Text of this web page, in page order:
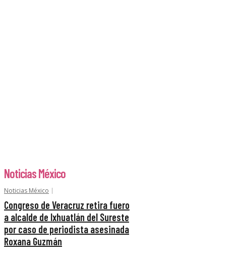
Noticias México
Noticias México
Congreso de Veracruz retira fuero
a alcalde de Ixhuatlán del Sureste
por caso de periodista asesinada
Roxana Guzmán